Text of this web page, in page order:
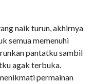
naik turun, akhirnya
semua memenuhi
pantatku sambil
agak terbuka.
permainan